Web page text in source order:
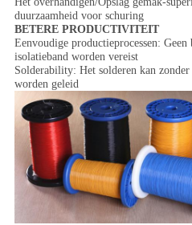
duurzaamheid voor schuring
BETERE PRODUCTIVITEIT
Eenvoudige productieprocessen:
isolatieband worden vereist
Solderability: Het solderen kan
worden geleid